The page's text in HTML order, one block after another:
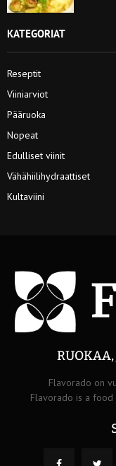
KATEGORIAT
Reseptit
Viiniarviot
Pääruoka
Nopeat
Edulliset viinit
Vähähiilihydraattiset
Kultaviini
Flavorado on
Flavorado is a